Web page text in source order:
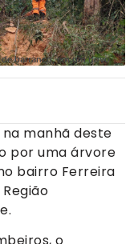
barranco, em um novo
manhã deste
por uma árvore
bairro Ferreira
o